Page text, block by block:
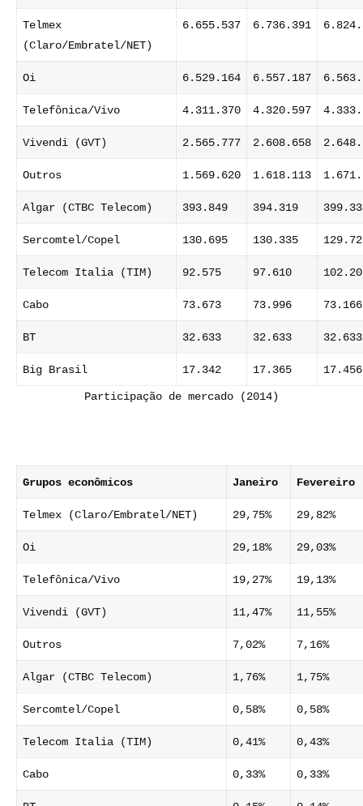
Telmex
(Claro/Embratel/NET)
6.655.537 6.736.391
Oi 6.529.164 6.557.187
Telefônica/Vivo 4.311.370 4.320.597
Vivendi (GVT) 2.565.777 2.608.658
Outros 1.569.620 1.618.113
Algar (CTBC Telecom) 393.849 394.319
Sercomtel/Copel 130.695 130.335
Telecom Italia (TIM) 92.575 97.610
Cabo 73.673 73.996 73.166
BT 32.633 32.633 32.633
Big Brasil 17.342 17.365 17.456
Participação de mercado (2014)
Grupos econômicos Janeiro Fevereiro
Telmex (Claro/Embratel/NET) 29,75% 29,82%
Oi 29,18% 29,03%
Telefônica/Vivo 19,27% 19,13%
Vivendi (GVT) 11,47% 11,55%
Outros 7,02% 7,16%
Algar (CTBC Telecom) 1,76% 1,75%
Sercomtel/Copel 0,58% 0,58%
Telecom Italia (TIM) 0,41% 0,43%
Cabo 0,33% 0,33%